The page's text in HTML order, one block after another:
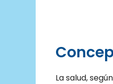
La salud,